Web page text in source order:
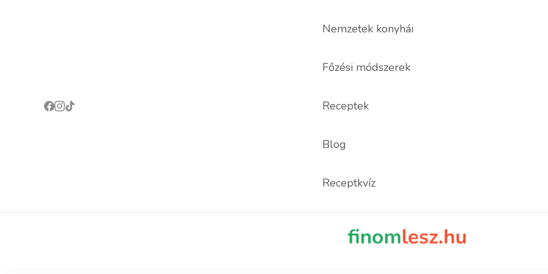
Nemzetek konyhái
Főzési módszerek
Receptek
Blog
Receptkvíz